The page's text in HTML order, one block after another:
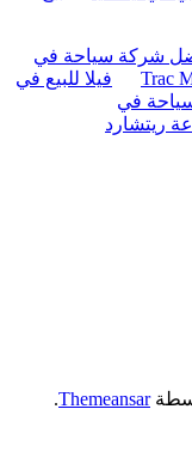
شركة سياحة في
Trac
فيلا للبيع في
في
ريتشارد
Themeansar
.